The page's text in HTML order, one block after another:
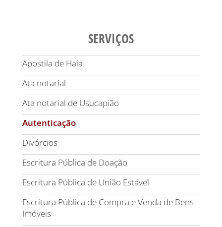
SERVIÇOS
Apostila de Haia
Ata notarial
Ata notarial de Usucapião
Autenticação
Divórcios
Escritura Pública de Doação
Escritura Pública de União Estável
Escritura Pública de Compra e Venda de Bens
Imóveis